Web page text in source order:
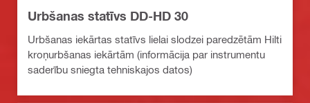
Urbšanas statīvs DD-HD 30
Urbšanas iekārtas statīvs lielai slodzei paredzētām Hilti
kroņurbšanas iekārtām (informācija par instrumentu
saderību sniegta tehniskajos datos)